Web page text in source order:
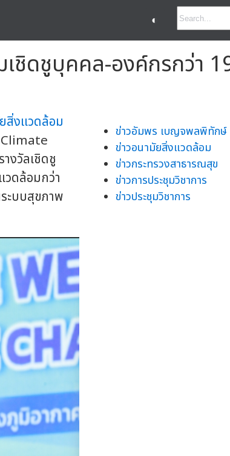
◐
ชิดชูบุคคล-องค์กรกว่า
สิ่งแวดล้อม
งวัลเชิดชู
วดล้อมกว่า
ะบบสุขภาพ
ข่าวอัมพร เบญจพลพิทักษ์
ข่าวอนามัยสิ่งแวดล้อม
ข่าวกระทรวงสาธารณสุข
ข่าวการประชุมวิชาการ
ข่าวประชุมวิชาการ